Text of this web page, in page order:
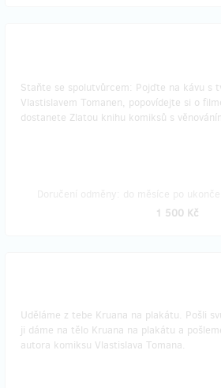
Staňte se spolutvůrcem: Pojďte na kávu s
Vlastislavem Tomanen, popovídejte si o
dostanete Zlatou knihu komiksů s
1 500 Kč
Uděláme z tebe Kruana na plakátu. Pošli
ji dáme na tělo Kruana na plakátu a
autora komiksu Vlastislava Tomana.